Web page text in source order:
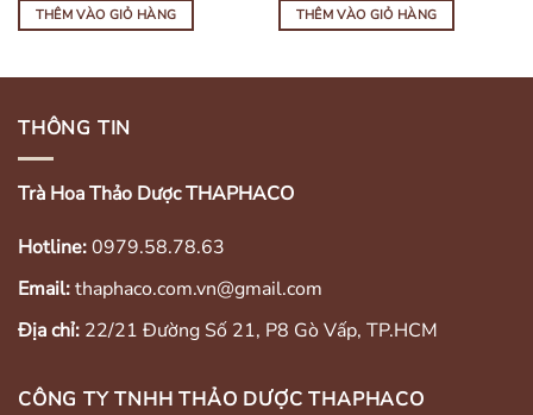
THÊM VÀO GIỎ HÀNG THÊM VÀO GIỎ HÀNG
THÔNG TIN
Trà Hoa Thảo Dược THAPHACO
Hotline:0979.58.78.63
Email:thaphaco.com.vn@gmail.com
Địa chỉ: 22/21 Đường Số 21, P8 Gò Vấp, TP.HCM
CÔNG TY TNHH THẢO DƯỢC THAPHACO